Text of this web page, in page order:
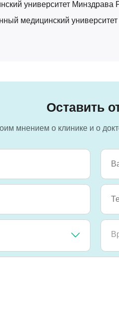
университет Минздрава
медицинский
Оставить
мнением о клинике и о